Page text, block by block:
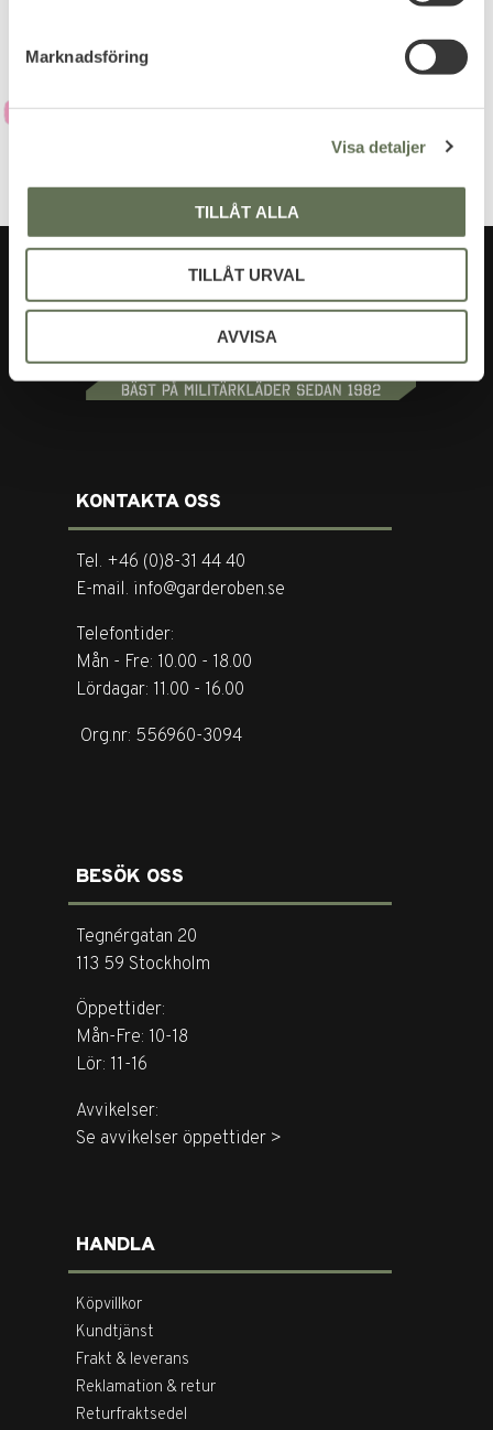
l
Marknadsföring
Visa detaljer
TILLÅT ALLA
TILLÅT URVAL
AVVISA
KONTAKTA OSS
Tel. +46 (0)8-31 44 40
E-mail. info@garderoben.se
Telefontider:
Mån - Fre: 10.00 - 18.00
Lördagar: 11.00 - 16.00
Org.nr: 556960-3094
BESÖK OSS
Tegnérgatan 20
113 59 Stockholm
Öppettider:
Mån-Fre: 10-18
Lör: 11-16
Avvikelser:
Se avvikelser öppettider >
HANDLA
Köpvillkor
Kundtjänst
Frakt & leverans
Reklamation & retur
Returfraktsedel